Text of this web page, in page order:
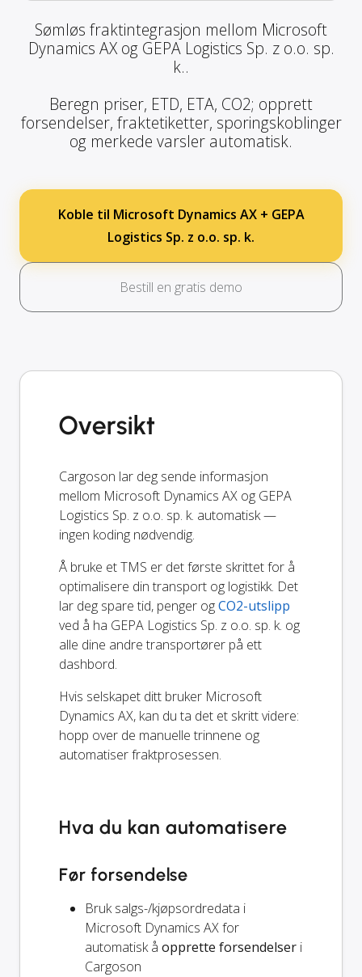
Sømløs fraktintegrasjon mellom Microsoft
Dynamics AX og GEPA Logistics Sp. z o.o. sp.
k..
Beregn priser, ETD, ETA, CO2; opprett
forsendelser, fraktetiketter, sporingskoblinger
og merkede varsler automatisk.
Koble til Microsoft Dynamics AX + GEPA
Logistics Sp. z o.o. sp. k.
Bestill en gratis demo
Oversikt
Cargoson lar deg sende informasjon
mellom Microsoft Dynamics AX og GEPA
Logistics Sp. z o.o. sp. k. automatisk —
ingen koding nødvendig.
Å bruke et TMS er det første skrittet for å
optimalisere din transport og logistikk. Det
lar deg spare tid, penger ogCO2-utslipp
ved å ha GEPA Logistics Sp. z o.o. sp. k. og
alle dine andre transportører på ett
dashbord.
Hvis selskapet ditt bruker Microsoft
Dynamics AX, kan du ta det et skritt videre:
hopp over de manuelle trinnene og
automatiser fraktprosessen.
Hva du kan automatisere
Før forsendelse
Bruk salgs-/kjøpsordredata i
Microsoft Dynamics AX for
automatisk å opprette forsendelser i
Cargoson